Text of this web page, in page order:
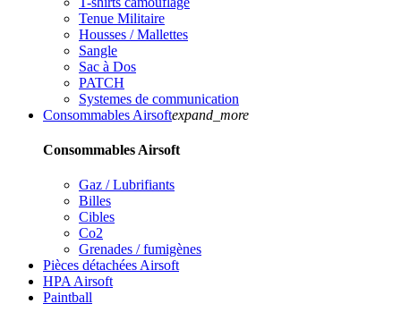
Tenue Militaire
Housses / Mallettes
Sangle
Sac à Dos
PATCH
Systemes de communication
Consommables Airsoftexpand_more
Consommables Airsoft
Gaz / Lubrifiants
Billes
Cibles
Co2
Grenades / fumigènes
Pièces détachées Airsoft
HPA Airsoft
Paintball